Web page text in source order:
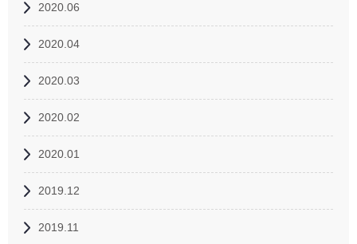
2020.06
2020.04
2020.03
2020.02
2020.01
2019.12
2019.11